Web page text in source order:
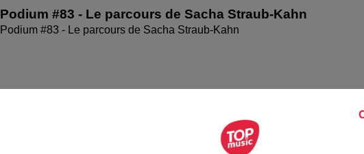
Podium #83 - Le parcours de Sacha Straub-Kahn
Podium #83 - Le parcours de Sacha Straub-Kahn